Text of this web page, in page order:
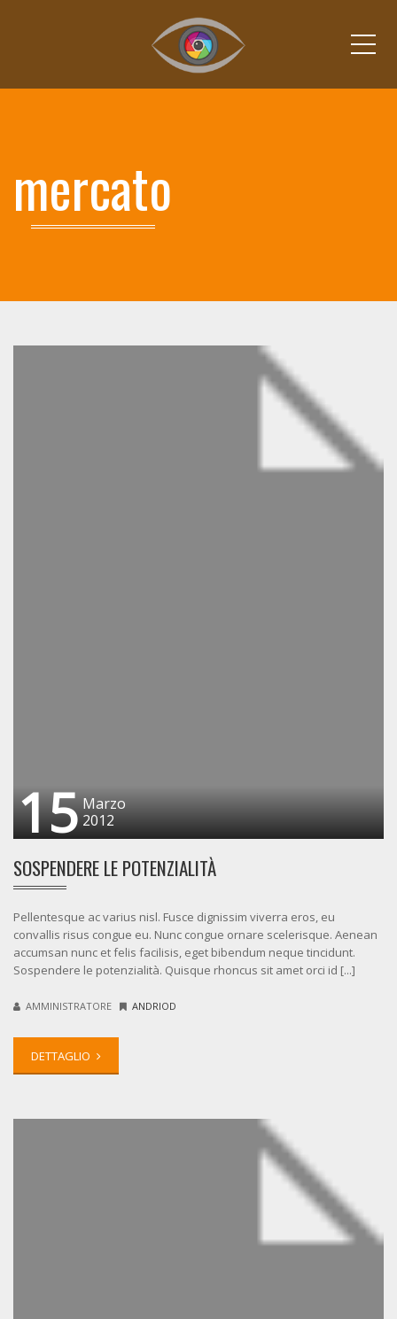
mercato
15 Marzo
2012
SOSPENDERE LE POTENZIALITÀ
Pellentesque ac varius nisl. Fusce dignissim viverra eros, eu
convallis risus congue eu. Nunc congue ornare scelerisque. Aenean
accumsan nunc et felis facilisis, eget bibendum neque tincidunt.
Sospendere le potenzialità. Quisque rhoncus sit amet orci id [...]
AMMINISTRATORE ANDRIOD
DETTAGLIO